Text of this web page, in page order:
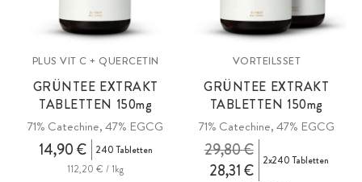
PLUS VIT C + QUERCETIN
GRÜNTEE EXTRAKT
TABLETTEN 150mg
71% Catechine, 47% EGCG
14,90 €
240 Tabletten
112,20 € / 1kg
VORTEILSSET
GRÜNTEE EXTRAKT
TABLETTEN 150mg
71% Catechine, 47% EGCG
28,31 €
29,80 € 2x240 Tabletten